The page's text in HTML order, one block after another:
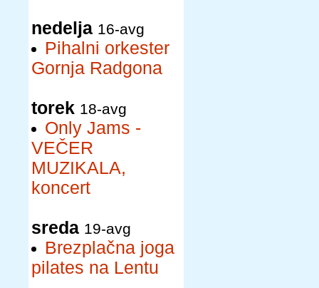
nedelja 16-avg
Pihalni orkester
Gornja Radgona
torek 18-avg
Only Jams -
VEČER
MUZIKALA,
koncert
sreda 19-avg
Brezplačna joga
pilates na Lentu